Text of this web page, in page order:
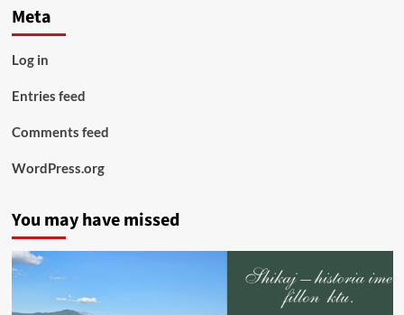
Meta
Log in
Entries feed
Comments feed
WordPress.org
You may have missed